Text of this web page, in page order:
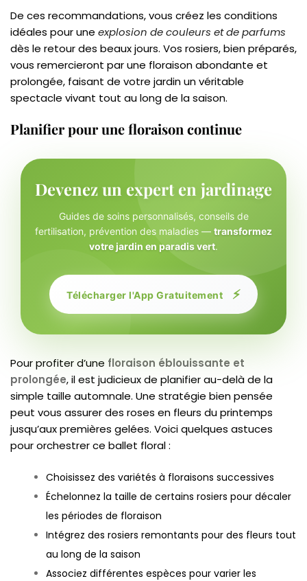
De ces recommandations, vous créez les conditions
idéales pour une explosion de couleurs et de parfums
dès le retour des beaux jours. Vos rosiers, bien préparés,
vous remercieront par une floraison abondante et
prolongée, faisant de votre jardin un véritable
spectacle vivant tout au long de la saison.
Planifier pour une floraison continue
Devenez un expert en jardinage
Guides de soins personnalisés, conseils de
fertilisation, prévention des maladies — transformez
votre jardin en paradis vert.
Télécharger l'App Gratuitement ⚡
Pour profiter d’une floraison éblouissante et
prolongée, il est judicieux de planifier au-delà de la
simple taille automnale. Une stratégie bien pensée
peut vous assurer des roses en fleurs du printemps
jusqu’aux premières gelées. Voici quelques astuces
pour orchestrer ce ballet floral :
Choisissez des variétés à floraisons successives
Échelonnez la taille de certains rosiers pour décaler
les périodes de floraison
Intégrez des rosiers remontants pour des fleurs tout
au long de la saison
Associez différentes espèces pour varier les